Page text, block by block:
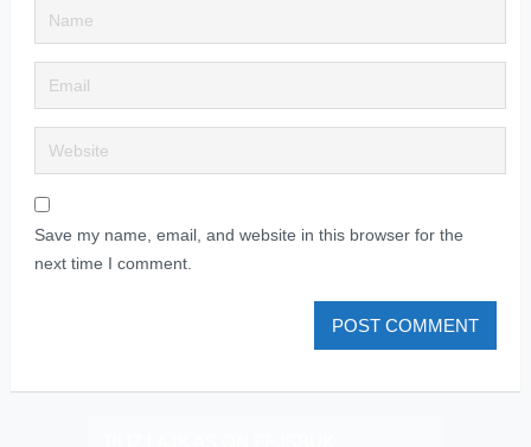
Save my name, email, and website in this browser for the
next time I comment.